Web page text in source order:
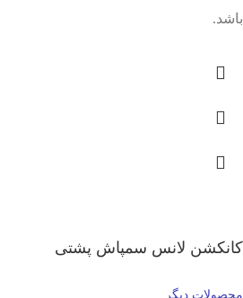
باشد.
کانکشن لانس سمپاش پشتی
محصولات دیگر